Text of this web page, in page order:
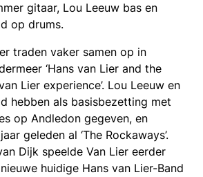
gitaar, Lou Leeuw bas en
op drums.
traden vaker samen op in
‘Hans van Lier and the
Lier experience’. Lou Leeuw en
hebben als basisbezetting met
op Andledon gegeven, en
geleden al ‘The Rockaways’.
Dijk speelde Van Lier eerder
huidige Hans van Lier-Band